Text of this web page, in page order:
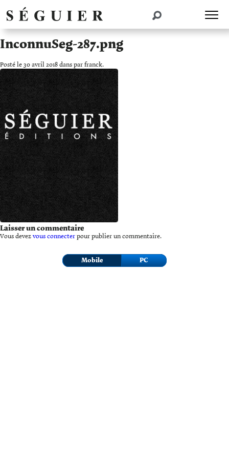
InconnuSeg-287.png
Posté le 30 avril 2018 dans par franck.
Laisser un commentaire
Vous devez vous connecter pour publier un commentaire.
Mobile PC